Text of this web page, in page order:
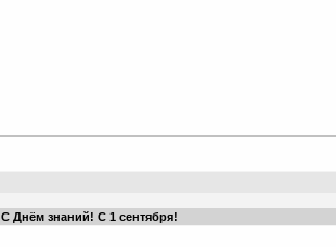
С Днём знаний! С 1 сентября!